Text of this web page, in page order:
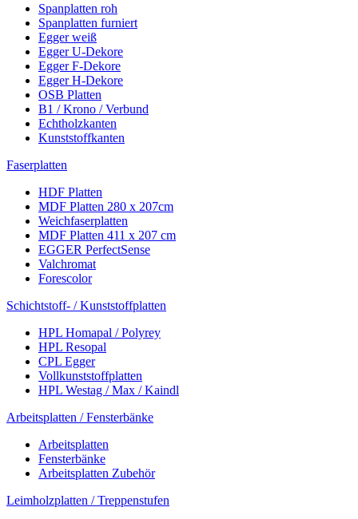
Spanplatten roh
Spanplatten furniert
Egger weiß
Egger U-Dekore
Egger F-Dekore
Egger H-Dekore
OSB Platten
B1 / Krono / Verbund
Echtholzkanten
Kunststoffkanten
Faserplatten
HDF Platten
MDF Platten 280 x 207cm
Weichfaserplatten
MDF Platten 411 x 207 cm
EGGER PerfectSense
Valchromat
Forescolor
Schichtstoff- / Kunststoffplatten
HPL Homapal / Polyrey
HPL Resopal
CPL Egger
Vollkunststoffplatten
HPL Westag / Max / Kaindl
Arbeitsplatten / Fensterbänke
Arbeitsplatten
Fensterbänke
Arbeitsplatten Zubehör
Leimholzplatten / Treppenstufen